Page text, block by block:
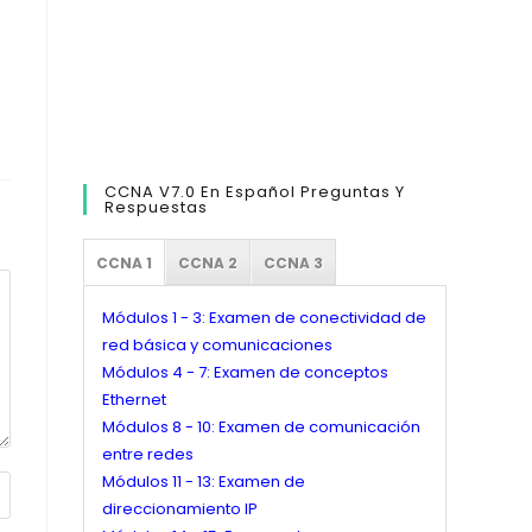
CCNA V7.0 En Español Preguntas Y
Respuestas
CCNA 1 CCNA 2 CCNA 3
Módulos 1 - 3: Examen de conectividad de
red básica y comunicaciones
Módulos 4 - 7: Examen de conceptos
Ethernet
Módulos 8 - 10: Examen de comunicación
entre redes
Módulos 11 - 13: Examen de
direccionamiento IP